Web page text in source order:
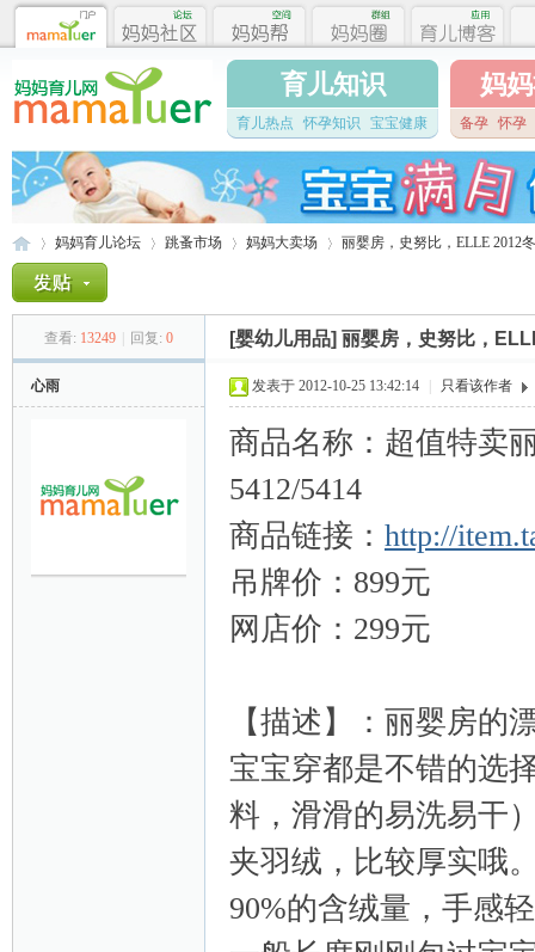
育儿知识
育儿热点 怀孕知识 宝宝健康
妈
备孕 怀孕
妈妈育儿论坛
›
跳蚤市场 妈妈大卖场
›
丽婴房，史努比，ELLE 2012
查看: 13249 回复: 0 [婴幼儿用品] 丽婴房，史努比，
心雨 发表于 2012-10-25 13:42:14 只看该作者
商品名称：超值特卖
5412/5414
商品链接： http://
吊牌价：899元
网店价：299元
【描述】：丽婴房的
宝宝穿都是不错的选
料，滑滑的易洗易干
夹羽绒，比较厚实哦
90%的含绒量，手感